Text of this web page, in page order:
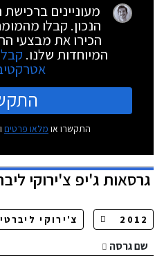
מעוניינים
הנכון. קבלו
הכירו את מבצעי
המיוחדות שלנו.
התקשרו או מלאו פרטים
גרסאותג'יפ צ'ירוקי
שם גרסה